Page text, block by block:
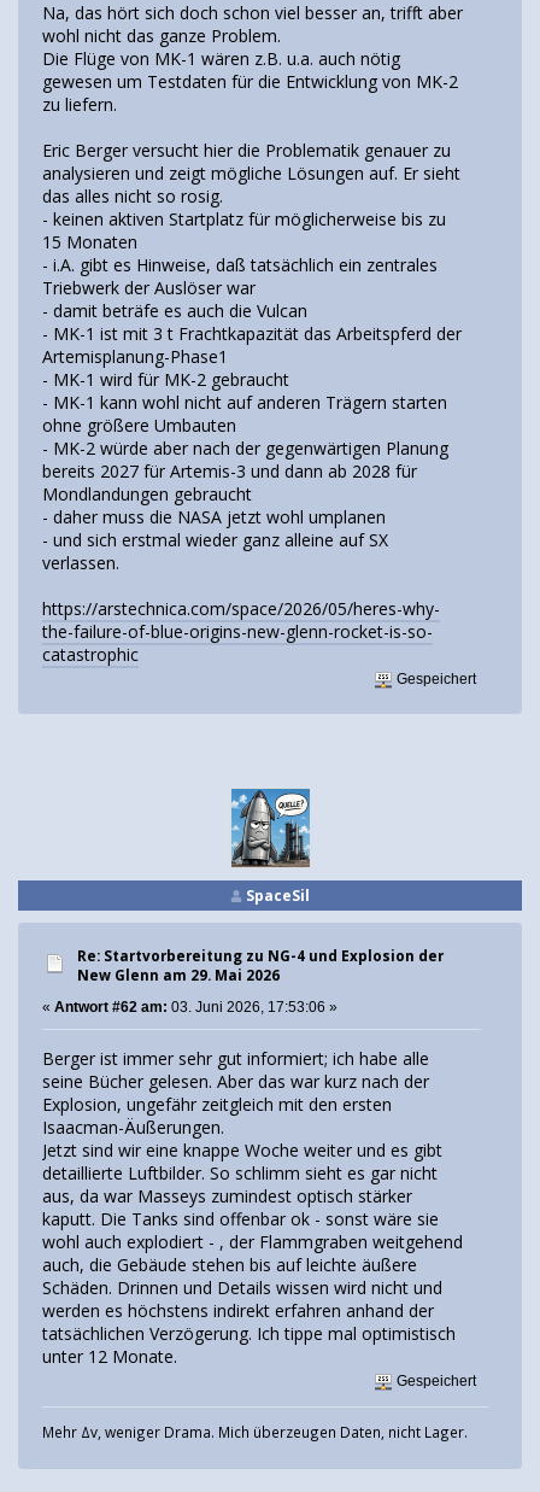
Na, das hört sich doch schon viel besser an, trifft aber
wohl nicht das ganze Problem.
Die Flüge von MK-1 wären z.B. u.a. auch nötig
gewesen um Testdaten für die Entwicklung von MK-2
zu liefern.
Eric Berger versucht hier die Problematik genauer zu
analysieren und zeigt mögliche Lösungen auf. Er sieht
das alles nicht so rosig.
- keinen aktiven Startplatz für möglicherweise bis zu
15 Monaten
- i.A. gibt es Hinweise, daß tatsächlich ein zentrales
Triebwerk der Auslöser war
- damit beträfe es auch die Vulcan
- MK-1 ist mit 3 t Frachtkapazität das Arbeitspferd der
Artemisplanung-Phase1
- MK-1 wird für MK-2 gebraucht
- MK-1 kann wohl nicht auf anderen Trägern starten
ohne größere Umbauten
- MK-2 würde aber nach der gegenwärtigen Planung
bereits 2027 für Artemis-3 und dann ab 2028 für
Mondlandungen gebraucht
- daher muss die NASA jetzt wohl umplanen
- und sich erstmal wieder ganz alleine auf SX
verlassen.
https://arstechnica.com/space/2026/05/heres-why-
the-failure-of-blue-origins-new-glenn-rocket-is-so-
catastrophic
Gespeichert
SpaceSil
Re: Startvorbereitung zu NG-4 und Explosion der
New Glenn am 29. Mai 2026
« Antwort #62 am: 03. Juni 2026, 17:53:06 »
Berger ist immer sehr gut informiert; ich habe alle
seine Bücher gelesen. Aber das war kurz nach der
Explosion, ungefähr zeitgleich mit den ersten
Isaacman-Äußerungen.
Jetzt sind wir eine knappe Woche weiter und es gibt
detaillierte Luftbilder. So schlimm sieht es gar nicht
aus, da war Masseys zumindest optisch stärker
kaputt. Die Tanks sind offenbar ok - sonst wäre sie
wohl auch explodiert - , der Flammgraben weitgehend
auch, die Gebäude stehen bis auf leichte äußere
Schäden. Drinnen und Details wissen wird nicht und
werden es höchstens indirekt erfahren anhand der
tatsächlichen Verzögerung. Ich tippe mal optimistisch
unter 12 Monate.
Gespeichert
Mehr Δv, weniger Drama. Mich überzeugen Daten, nicht Lager.